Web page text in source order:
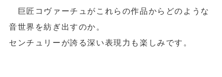
巨匠コヴァーチュがこれらの作品からどのような
音世界を紡ぎ出すのか。
センチュリーが誇る深い表現力も楽しみです。